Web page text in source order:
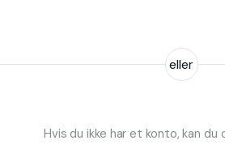
eller
Hvis du ikke har et konto, kan